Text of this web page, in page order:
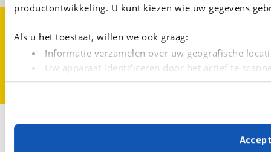
productontwikkeling. U kunt kiezen wie uw gegevens
Als u het toestaat, willen we ook graag:
Informatie verzamelen over uw geografische
Uw apparaat identificeren door het actief te
Lees meer over hoe uw persoonlijke gegevens worden
Met cookies en vergelijkbare technieken zorgen we
cookies zorgen ervoor dat de website goed werkt.
Cookievoorkeuren
Vacatures